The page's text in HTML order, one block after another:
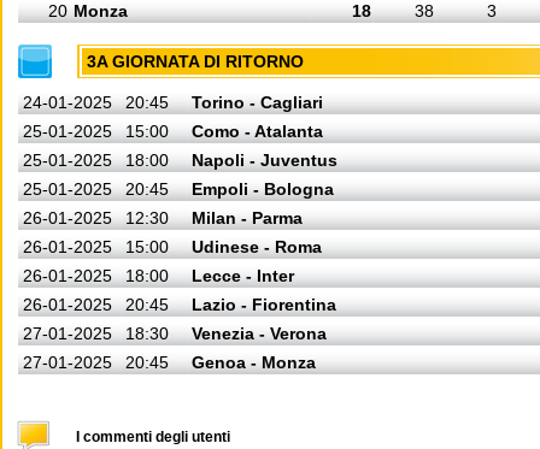
20 Monza 18 38 3
3A GIORNATA DI RITORNO
24-01-2025 20:45
Torino - Cagliari
25-01-2025
15:00
Como - Atalanta
25-01-2025
18:00
Napoli - Juventus
25-01-2025
20:45
Empoli - Bologna
26-01-2025
12:30
Milan - Parma
26-01-2025
15:00
Udinese - Roma
26-01-2025
18:00
Lecce - Inter
26-01-2025
20:45
Lazio - Fiorentina
27-01-2025
18:30
Venezia - Verona
27-01-2025
20:45 Genoa - Monza
I commenti degli utenti